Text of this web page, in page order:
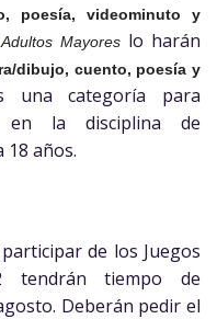
poesía, videominuto y
Adultos Mayores lo harán
dibujo, cuento, poesía y
una categoría para
en la disciplina de
años.
de los Juegos
tendrán tiempo de
Deberán pedir el